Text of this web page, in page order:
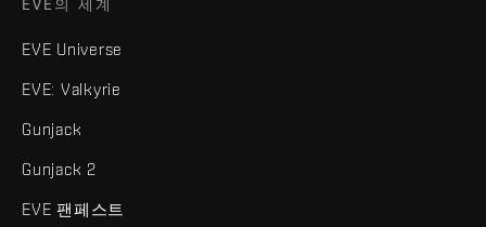
EVE의 세계
EVE Universe
EVE: Valkyrie
Gunjack
Gunjack 2
EVE 팬페스트